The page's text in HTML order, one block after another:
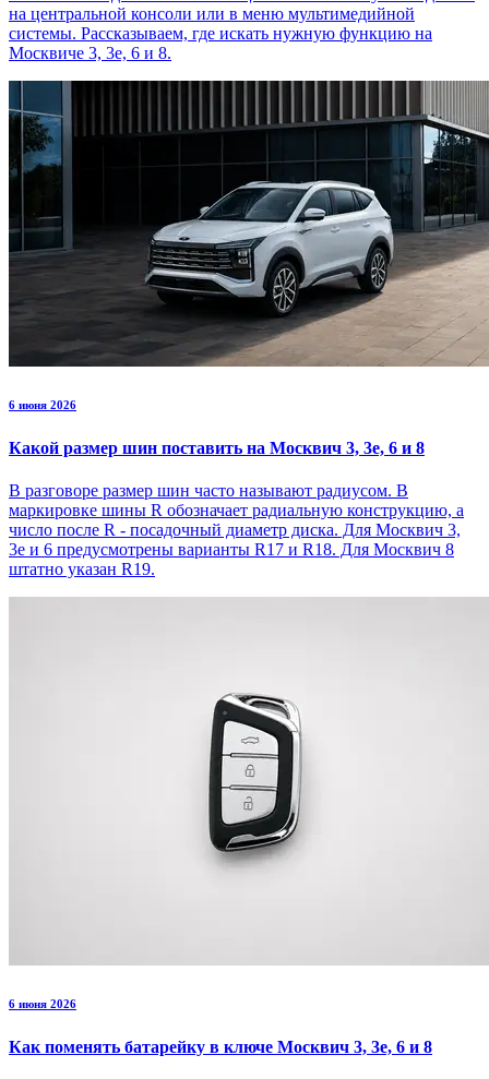
на центральной консоли или в меню мультимедийной
системы. Рассказываем, где искать нужную функцию на
Москвиче 3, 3е, 6 и 8.
6 июня 2026
Какой размер шин поставить на Москвич 3, 3е, 6 и 8
В разговоре размер шин часто называют радиусом. В
маркировке шины R обозначает радиальную конструкцию, а
число после R - посадочный диаметр диска. Для Москвич 3,
3е и 6 предусмотрены варианты R17 и R18. Для Москвич 8
штатно указан R19.
6 июня 2026
Как поменять батарейку в ключе Москвич 3, 3е, 6 и 8